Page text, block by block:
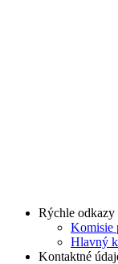
Rýchle odkazy
Komisie
Hlavný
Kontaktné